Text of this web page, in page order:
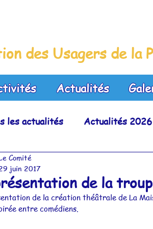
des Usagers de la
Actualités
les actualités Actualités 2026
2023
2019 Actualités 2018
de la
Comité
juin 2017
de la création théâtrale de La
entre comédiens.